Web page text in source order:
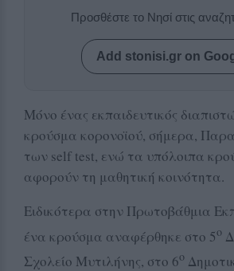
Προσθέστε το Νησί στις
Add stonisi.gr on
Μόνο ένας εκπαιδευτικός
κρούσμα κορονοϊού, σήμερα,
των self test, ενώ τα υπόλοιπα
αφορούν τη μαθητική κοινότητα.
Ειδικότερα στην Πρωτοβάθμια
ένα κρούσμα αναφέρθηκε στο 5ο
Σχολείο Μυτιλήνης, στο 6ο